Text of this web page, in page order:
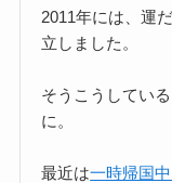
2011年には、運
立しました。
そうこうしてい
に。
最近は一時帰国